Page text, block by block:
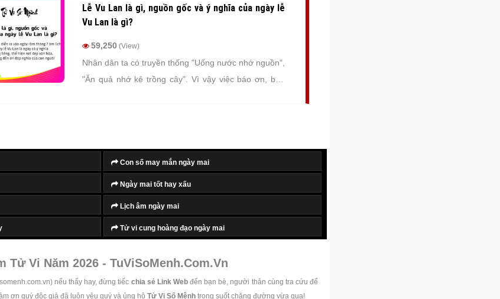
Lễ Vu Lan là gì, nguồn gốc và ý nghĩa của ngày lễ
Vu Lan là gì?
59,250 (View)
Nhân dân ta có truyền thống "Uống nước nhớ nguồn",
"Ăn quả nhớ kẻ trồng cây". Vì vậy việc báo ơn, báo
Con số may mắn ngày mai
Ngày mai tốt hay xấu
Lịch âm ngày mai
Tử vi cung hoàng đạo ngày mai
Tử Vi Năm 2026 - TuViSoMenh.Com.Vn
nếu thấy hay, đừng tiếc chia sẻ Link Webđến bạn bè, người thân cùng tra cứu để
ơn quý độc giả đã luôn yêu quý và ủng hộ Tử Vi Số Mệnh trong suốt chặng đường vừa qua!